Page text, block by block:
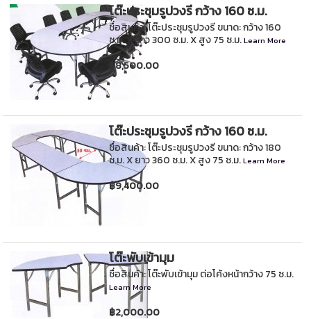
โต๊ะประชุมรูปวงรี กว้าง 160 ซ.ม.
ชื่อสินค้า: โต๊ะประชุมรูปวงรี ขนาด: กว้าง 160
ซ.ม. X ยาว 300 ซ.ม. X สูง 75 ซ.ม.Learn More
฿8,500.00
โต๊ะประชุมรูปวงรี กว้าง 160 ซ.ม.
ชื่อสินค้า: โต๊ะประชุมรูปวงรี ขนาด: กว้าง 180
ซ.ม. X ยาว 360 ซ.ม. X สูง 75 ซ.ม.Learn More
฿9,400.00
โต๊ะพับเข้ามุม
ชื่อสินค้า: โต๊ะพับเข้ามุม ต่อโค้งหน้ากว้าง 75 ซ.ม.
Learn More
฿2,000.00